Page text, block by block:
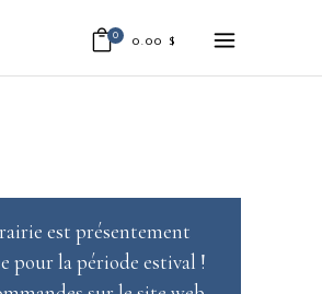
0 0.00 $
est présentement
pour la période estival !